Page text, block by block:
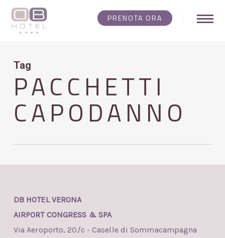
Skip
PRENOTA ORA Menu
Tag
PACCHETTI
CAPODANNO
DB HOTEL VERONA
AIRPORT CONGRESS & SPA
Via Aeroporto, 20/c - Caselle di Sommacampagna